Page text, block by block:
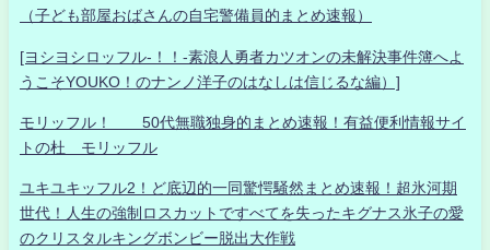
（子ども部屋おばさんの自宅警備員的まとめ速報）
[ヨシヨシロッフル-！！-素浪人勇者カツオンの未解決事件簿へよ
うこそYOUKO！のナンノ洋子のはなしは信じるな編）]
モリッフル！ 50代無職独身的まとめ速報！有益便利情報サイ
トの杜 モリッフル
ユキユキッフル2！ど底辺的一同驚愕騒然まとめ速報！超氷河期
世代！人生の強制ロスカットですべてを失ったキグナス氷子の愛
のクリスタルキングボンビー脱出大作戦